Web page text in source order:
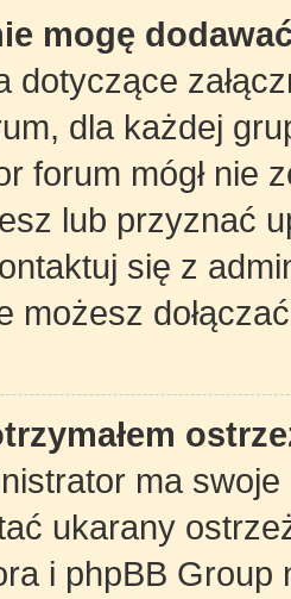
mogę
dotyczące
dla każdej
forum mógł nie
lub przyznać
się z
możesz
ma swoje
ukarany
i phpBB